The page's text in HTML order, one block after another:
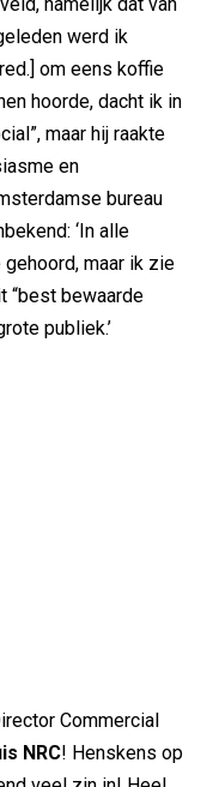
werd ik
om eens koffie
hoorde, dacht ik in
maar hij raakte
en
bureau
‘In alle
maar ik zie
“best bewaarde
publiek.’
Commercial
NRC! Henskens op